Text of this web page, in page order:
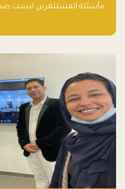
فأسئلة المستثمرين ليست